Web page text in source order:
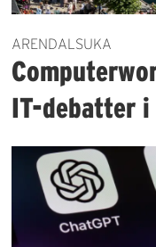
ARENDALSUKA
IT-debatter i